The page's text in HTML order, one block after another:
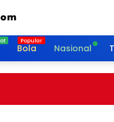
Bola Nasional